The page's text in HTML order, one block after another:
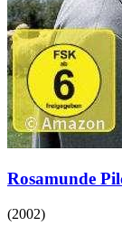
Rosamunde
(2002)